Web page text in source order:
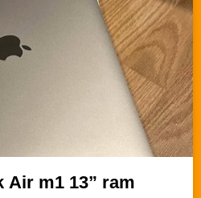
Air m1 13” ram